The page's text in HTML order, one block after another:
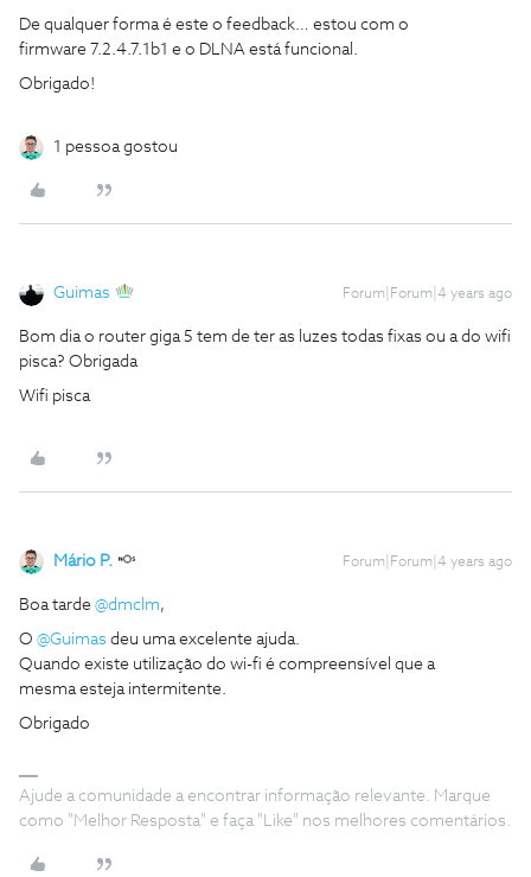
De qualquer forma é este o feedback… estou com o
firmware 7.2.4.7.1b1 e o DLNA está funcional.
Obrigado!
1 pessoa gostou
Guimas Forum|Forum|4 years ago
Bom dia o router giga 5 tem de ter as luzes todas fixas ou a do wifi
pisca? Obrigada
Wifi pisca
Mário P. Forum|Forum|4 years ago
Boa tarde @dmclm,
O @Guimas deu uma excelente ajuda.
Quando existe utilização do wi-fi é compreensível que a
mesma esteja intermitente.
Obrigado
Ajude a comunidade a encontrar informação relevante. Marque
como "Melhor Resposta" e faça "Like" nos melhores comentários.